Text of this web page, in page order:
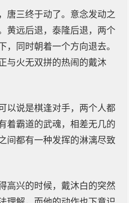
唐三终于动了。意念发动之
黄远后退，泰隆后退，两个
，同时朝着一个方向退去。
与火无双拼的热闹的戴沐
以说是棋逢对手，两个人都
着霸道的武魂，相差无几的
间都有一种发挥的淋漓尽致
高兴的时候，戴沐白的突然